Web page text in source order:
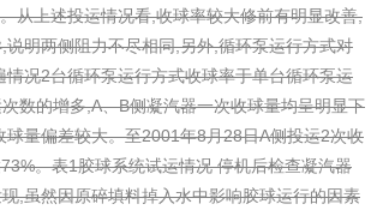
从上述投运情况看,收球率较大修前有明显改善,
说明两侧阻力不尽相同,另外,循环泵运行方式对
情况2台循环泵运行方式收球率于单台循环泵运
数的增多,A、B侧凝汽器一次收球量均呈明显下
球量偏差较大。至2001年8月28日A侧投运2次收
。表1胶球系统试运情况 停机后检查凝汽器
,虽然因原碎填料掉入水中影响胶球运行的因素